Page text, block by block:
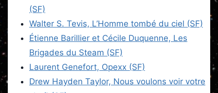
(SF)
Walter S. Tevis, L’Homme tombé du ciel (SF)
Étienne Barillier et Cécile Duquenne, Les
Brigades du Steam (SF)
Laurent Genefort, Opexx (SF)
Drew Hayden Taylor, Nous voulons voir votre